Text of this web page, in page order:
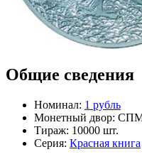
Общие сведения
Номинал: 1 рубль
Монетный двор:
Тираж: 10000 шт.
Серия: Красная книга